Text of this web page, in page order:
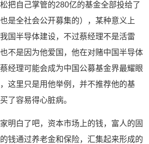
把自己掌管的280亿的基金全部投给了
是全社会公开募集的），某种意义上
国半导体建设，不过蔡经理不是活雷
不是因为他爱国，他在对赌中国半导体
经理可能会成为中国公募基金界最耀眼
这里只是用他举例，并不推荐他的基
了容易得心脏病。
明白了吧，资本市场上的钱，富人的固
钱通过养老金和保险，汇集起来形成的